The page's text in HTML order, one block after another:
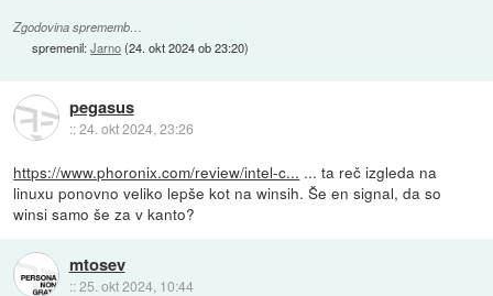
Zgodovina sprememb…
spremenil:Jarno(24. okt 2024 ob 23:20)
pegasus
::24. okt 2024, 23:26
https://www.phoronix.com/review/intel-c... ... ta reč izgleda na
linuxu ponovno veliko lepše kot na winsih. Še en signal, da so
winsi samo še za v kanto?
mtosev
::25. okt 2024, 10:44